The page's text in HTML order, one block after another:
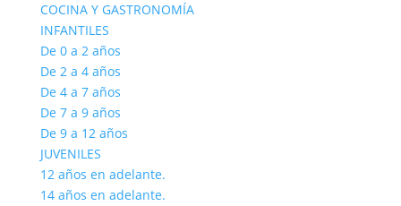
COCINA Y GASTRONOMÍA
INFANTILES
De 0 a 2 años
De 2 a 4 años
De 4 a 7 años
De 7 a 9 años
De 9 a 12 años
JUVENILES
12 años en adelante.
14 años en adelante.